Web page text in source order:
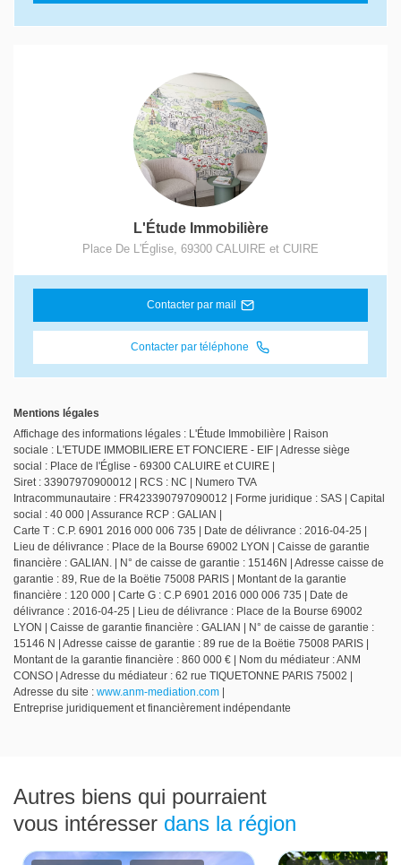
L'Étude Immobilière
Place De L'Église 69300 CALUIRE et CUIRE
Contacter par mail
Contacter par téléphone
Mentions légales
Affichage des informations légales : L'Étude Immobilière | Raison
sociale : L'ETUDE IMMOBILIERE ET FONCIERE - EIF | Adresse siège
social : Place de l'Église - 69300 CALUIRE et CUIRE |
Siret : 33907970900012 | RCS : NC | Numero TVA
Intracommunautaire : FR423390797090012 | Forme juridique : SAS | Capital
social : 40 000 | Assurance RCP : GALIAN |
Carte T : C.P. 6901 2016 000 006 735 | Date de délivrance : 2016-04-25 |
Lieu de délivrance : Place de la Bourse 69002 LYON | Caisse de garantie
financière : GALIAN. | N° de caisse de garantie : 15146N | Adresse caisse de
garantie : 89, Rue de la Boëtie 75008 PARIS | Montant de la garantie
financière : 120 000 | Carte G : C.P 6901 2016 000 006 735 | Date de
délivrance : 2016-04-25 | Lieu de délivrance : Place de la Bourse 69002
LYON | Caisse de garantie financière : GALIAN | N° de caisse de garantie :
15146 N | Adresse caisse de garantie : 89 rue de la Boëtie 75008 PARIS |
Montant de la garantie financière : 860 000 € | Nom du médiateur : ANM
CONSO | Adresse du médiateur : 62 rue TIQUETONNE PARIS 75002 |
Adresse du site : www.anm-mediation.com
Entreprise juridiquement et financièrement indépendante
Autres biens qui pourraient
vous intéresser dans la région